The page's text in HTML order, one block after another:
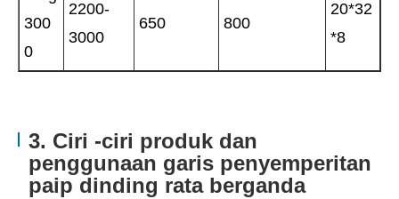
300
0
2200-
3000
650 800
20*32
*8
3. Ciri -ciri produk dan
penggunaan garis penyemperitan
paip dinding rata berganda